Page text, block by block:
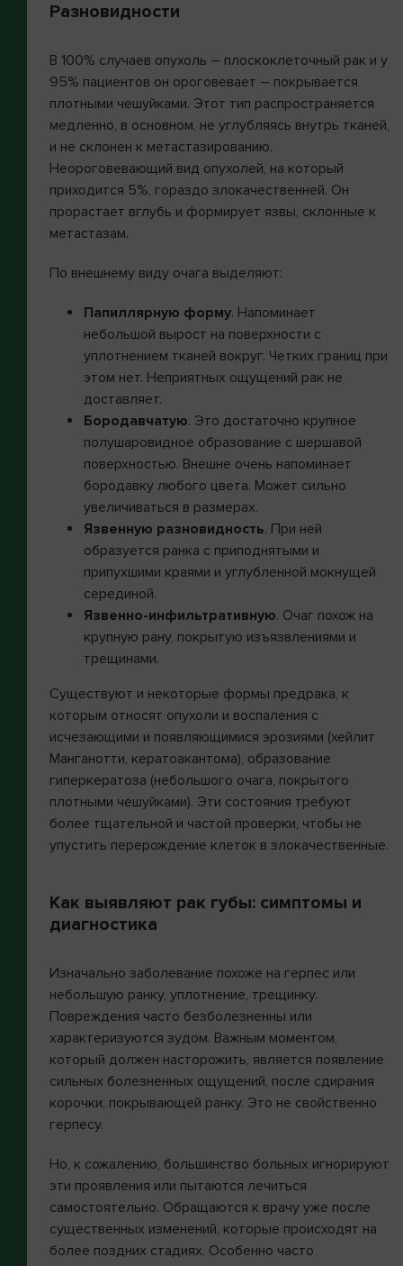
Разновидности
В 100% случаев опухоль – плоскоклеточный рак и у
95% пациентов он ороговевает – покрывается
плотными чешуйками. Этот тип распространяется
медленно, в основном, не углубляясь внутрь тканей,
и не склонен к метастазированию.
Неороговевающий вид опухолей, на который
приходится 5%, гораздо злокачественней. Он
прорастает вглубь и формирует язвы, склонные к
метастазам.
По внешнему виду очага выделяют:
Папиллярную форму. Напоминает
небольшой вырост на поверхности с
уплотнением тканей вокруг. Четких границ при
этом нет. Неприятных ощущений рак не
доставляет.
Бородавчатую. Это достаточно крупное
полушаровидное образование с шершавой
поверхностью. Внешне очень напоминает
бородавку любого цвета. Может сильно
увеличиваться в размерах.
Язвенную разновидность. При ней
образуется ранка с приподнятыми и
припухшими краями и углубленной мокнущей
серединой.
Язвенно-инфильтративную. Очаг похож на
крупную рану, покрытую изъязвлениями и
трещинами.
Существуют и некоторые формы предрака, к
которым относят опухоли и воспаления с
исчезающими и появляющимися эрозиями (хейлит
Манганотти, кератоакантома), образование
гиперкератоза (небольшого очага, покрытого
плотными чешуйками). Эти состояния требуют
более тщательной и частой проверки, чтобы не
упустить перерождение клеток в злокачественные.
Как выявляют рак губы: симптомы и
диагностика
Изначально заболевание похоже на герпес или
небольшую ранку, уплотнение, трещинку.
Повреждения часто безболезненны или
характеризуются зудом. Важным моментом,
который должен насторожить, является появление
сильных болезненных ощущений, после сдирания
корочки, покрывающей ранку. Это не свойственно
герпесу.
Но, к сожалению, большинство больных игнорируют
эти проявления или пытаются лечиться
самостоятельно. Обращаются к врачу уже после
существенных изменений, которые происходят на
более поздних стадиях. Особенно часто